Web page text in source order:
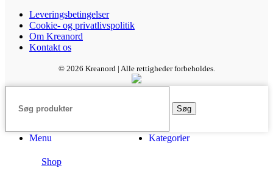
Leveringsbetingelser
Cookie- og privatlivspolitik
Om Kreanord
Kontakt os
© 2026 Kreanord | Alle rettigheder forbeholdes.
Søg
Menu Kategorier
Shop